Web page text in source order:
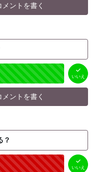
メントを書く
いいえ
メントを書く
？
未投票
いいえ
（ 0件）
いいえ